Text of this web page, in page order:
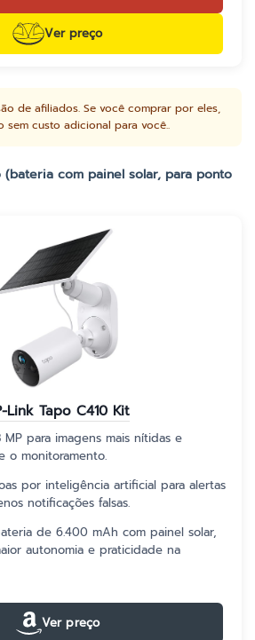
Ver preço
de afiliados. Se você comprar por eles,
sem custo adicional para você..
(bateria com painel solar, para ponto
Link Tapo C410 Kit
para imagens mais nítidas e
o monitoramento.
por inteligência artificial para alertas
notificações falsas.
de 6.400 mAh com painel solar,
autonomia e praticidade na
Ver preço